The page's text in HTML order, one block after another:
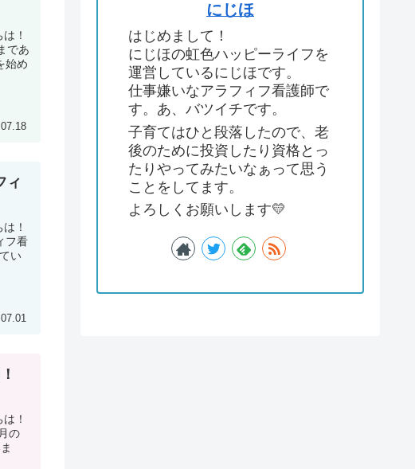
！
であ
始め
ィ
！
フ看
い
！
の
にじほ
はじめまして！
にじほの虹色ハッピーライフを
運営しているにじほです。
仕事嫌いなアラフィフ看護師で
す。あ、バツイチです。
子育てはひと段落したので、老
後のために投資したり資格とっ
たりやってみたいなぁって思う
ことをしてます。
よろしくお願いします💛